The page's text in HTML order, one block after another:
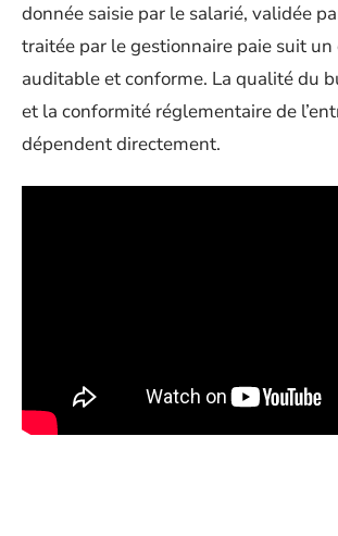
donnée saisie par le salarié, validée
traitée par le gestionnaire paie suit
auditable et conforme. La qualité du
et la conformité réglementaire de
dépendent directement.